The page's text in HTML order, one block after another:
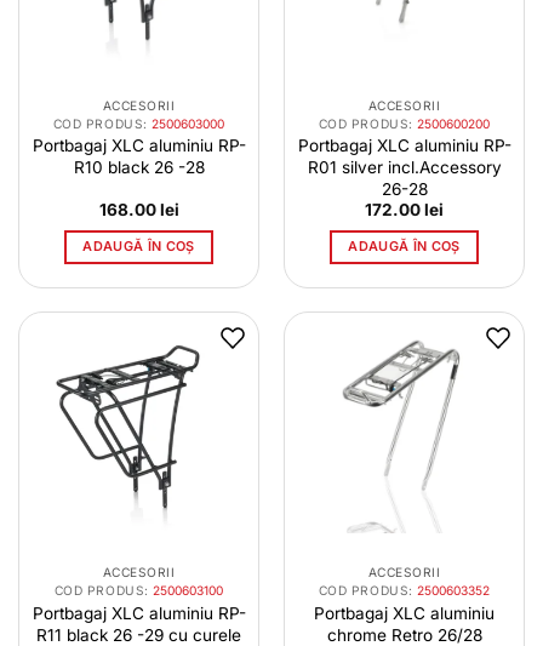
ACCESORII
COD PRODUS:2500603000
Portbagaj XLC aluminiu RP-
R10 black 26 -28
168.00lei
ADAUGĂ ÎN COȘ
ACCESORII
COD PRODUS:2500600200
Portbagaj XLC aluminiu RP-
R01 silver incl.Accessory
26-28
172.00lei
ADAUGĂ ÎN COȘ
ACCESORII
COD PRODUS:2500603100
Portbagaj XLC aluminiu RP-
R11 black 26 -29 cu curele
ACCESORII
COD PRODUS:2500603352
Portbagaj XLC aluminiu
chrome Retro 26/28